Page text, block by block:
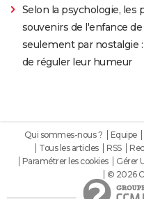
Selon la psychologie, les
souvenirs de l'enfance
seulement par nostalgie
de réguler leur humeur
Qui sommes-nous ? Equipe
Tous les articles
RSS
Paramétrer les cookies
Gérer
© 2026